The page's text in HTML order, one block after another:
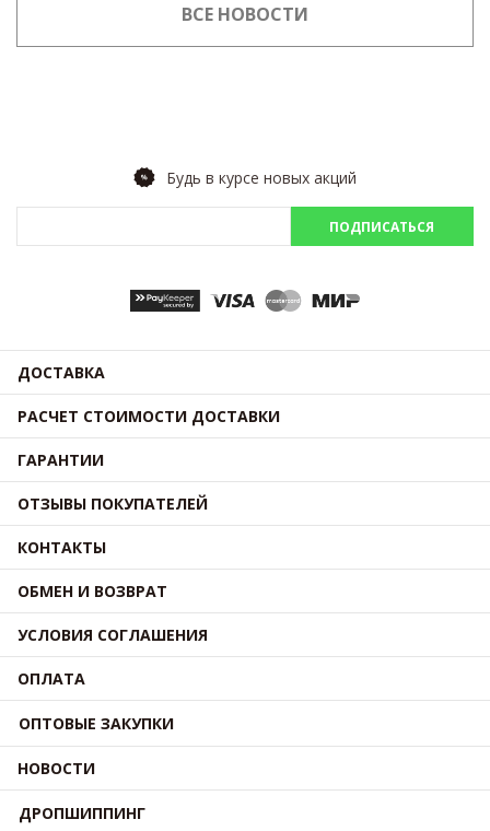
ВСЕ НОВОСТИ
Будь в курсе новых акций
ПОДПИСАТЬСЯ
ДОСТАВКА
РАСЧЕТ СТОИМОСТИ ДОСТАВКИ
ГАРАНТИИ
ОТЗЫВЫ ПОКУПАТЕЛЕЙ
КОНТАКТЫ
ОБМЕН И ВОЗВРАТ
УСЛОВИЯ СОГЛАШЕНИЯ
ОПЛАТА
ОПТОВЫЕ ЗАКУПКИ
НОВОСТИ
ДРОПШИППИНГ